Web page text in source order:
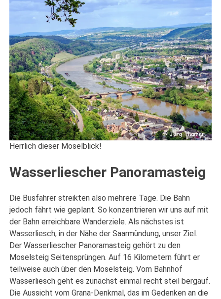
Herrlich dieser Moselblick!
Wasserliescher Panoramasteig
Die Busfahrer streikten also mehrere Tage. Die Bahn
jedoch fährt wie geplant. So konzentrieren wir uns auf mit
der Bahn erreichbare Wanderziele. Als nächstes ist
Wasserliesch, in der Nähe der Saarmündung, unser Ziel.
Der Wasserliescher Panoramasteig gehört zu den
Moselsteig Seitensprüngen. Auf 16 Kilometern führt er
teilweise auch über den Moselsteig. Vom Bahnhof
Wasserliesch geht es zunächst einmal recht steil bergauf.
Die Aussicht vom Grana-Denkmal, das im Gedenken an die